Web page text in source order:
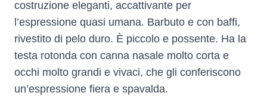
costruzione eleganti, accattivante per
l’espressione quasi umana. Barbuto e con baffi,
rivestito di pelo duro. È piccolo e possente. Ha la
testa rotonda con canna nasale molto corta e
occhi molto grandi e vivaci, che gli conferiscono
un’espressione fiera e spavalda.